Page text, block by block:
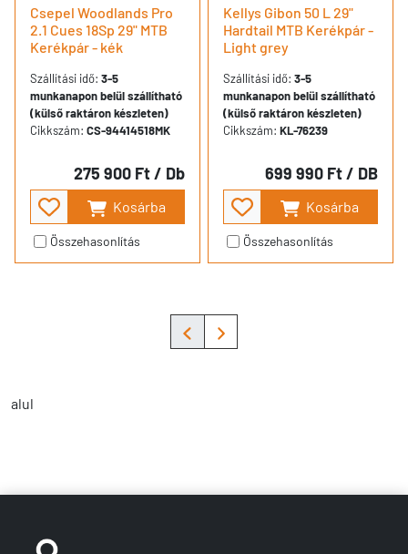
Csepel Woodlands Pro
2.1 Cues 18Sp 29" MTB
Kerékpár - kék
Szállítási idő: 3-5
munkanapon belül szállítható
(külső raktáron készleten)
Cikkszám: CS-94414518MK
275 900 Ft/ Db
Kosárba
Összehasonlítás
Kellys Gibon 50 L 29"
Hardtail MTB Kerékpár -
Light grey
Szállítási idő: 3-5
munkanapon belül szállítható
(külső raktáron készleten)
Cikkszám: KL-76239
699 990 Ft/ DB
Kosárba
Összehasonlítás
alul